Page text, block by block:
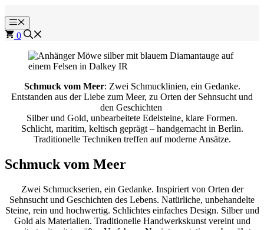
Inhalt
springen
Menü
0
Schmuck vom Meer: Zwei Schmucklinien, ein Gedanke.
Entstanden aus der Liebe zum Meer, zu Orten der Sehnsucht und
den Geschichten
Silber und Gold, unbearbeitete Edelsteine, klare Formen.
Schlicht, maritim, keltisch geprägt – handgemacht in Berlin.
Traditionelle Techniken treffen auf moderne Ansätze.
Schmuck vom Meer
Zwei Schmuckserien, ein Gedanke. Inspiriert von Orten der
Sehnsucht und Geschichten des Lebens. Natürliche, unbehandelte
Steine, rein und hochwertig. Schlichtes einfaches Design. Silber und
Gold als Materialien. Traditionelle Handwerkskunst vereint und